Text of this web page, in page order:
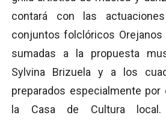
contará con las
conjuntos folclóricos Orejanos
sumadas a la propuesta
Sylvina Brizuela y a los
preparados especialmente
la Casa de Cultura local.